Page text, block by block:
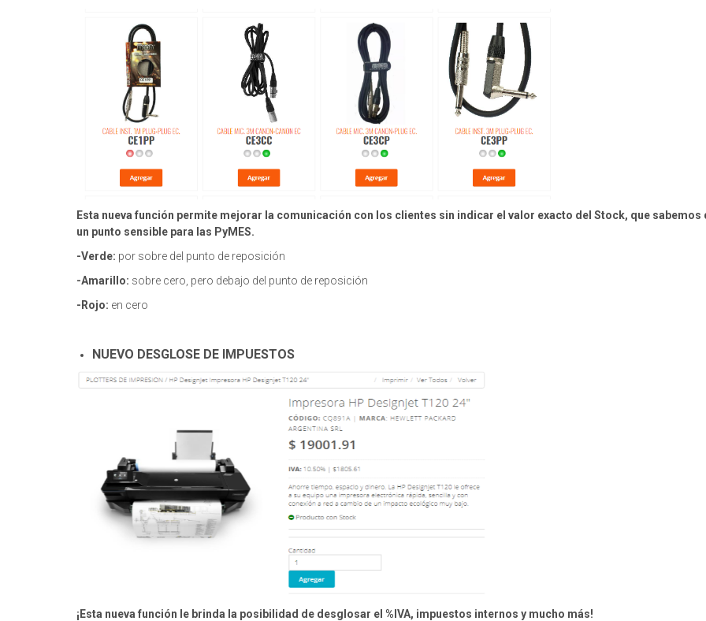
Esta nueva función permite mejorar la comunicación con los clientes sin indicar el valor exacto del Stock, que sabemos
un punto sensible para las PyMES.
-Verde: por sobre del punto de reposición
-Amarillo: sobre cero, pero debajo del punto de reposición
-Rojo: en cero
NUEVO DESGLOSE DE IMPUESTOS
¡Esta nueva función le brinda la posibilidad de desglosar el %IVA, impuestos internos y mucho más!